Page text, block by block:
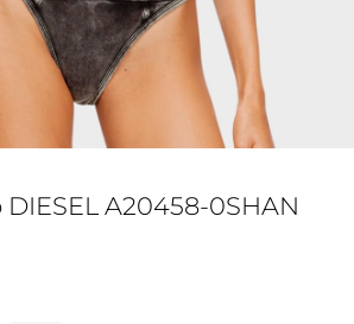
DIESEL A20458-0SHAN